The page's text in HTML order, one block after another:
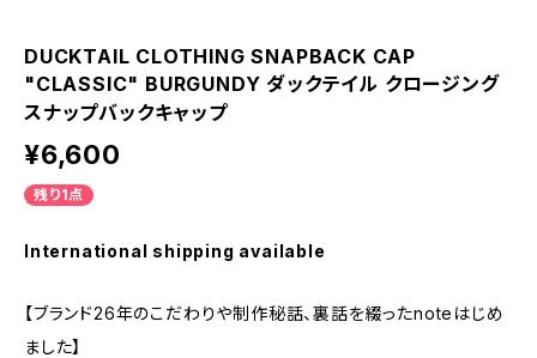
DUCKTAIL CLOTHING SNAPBACK CAP
"CLASSIC" BURGUNDY ダックテイル クロージング
スナップバックキャップ
¥6,600
残り1点
International shipping available
【ブランド26年のこだわりや制作秘話、裏話を綴ったnoteはじめ
ました】